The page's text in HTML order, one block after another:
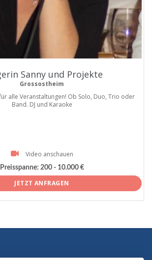
Sanny und Projekte
Grossostheim
alle Veranstaltungen! Ob Solo, Duo, Trio oder
Band. DJ und Karaoke
Video anschauen
Preisspanne: 200 - 10.000 €
JETZT ANFRAGEN